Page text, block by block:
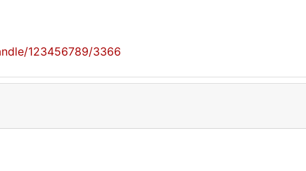
123456789/3366